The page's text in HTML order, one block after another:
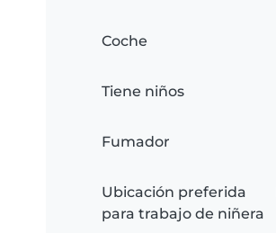
Coche
Tiene niños
Fumador
Ubicación preferida
para trabajo de niñera